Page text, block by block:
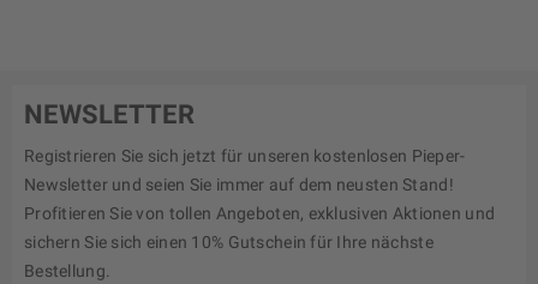
NEWSLETTER
Registrieren Sie sich jetzt für unseren kostenlosen Pieper-
Newsletter und seien Sie immer auf dem neusten Stand!
Profitieren Sie von tollen Angeboten, exklusiven Aktionen und
sichern Sie sich einen 10% Gutschein für Ihre nächste
Bestellung.